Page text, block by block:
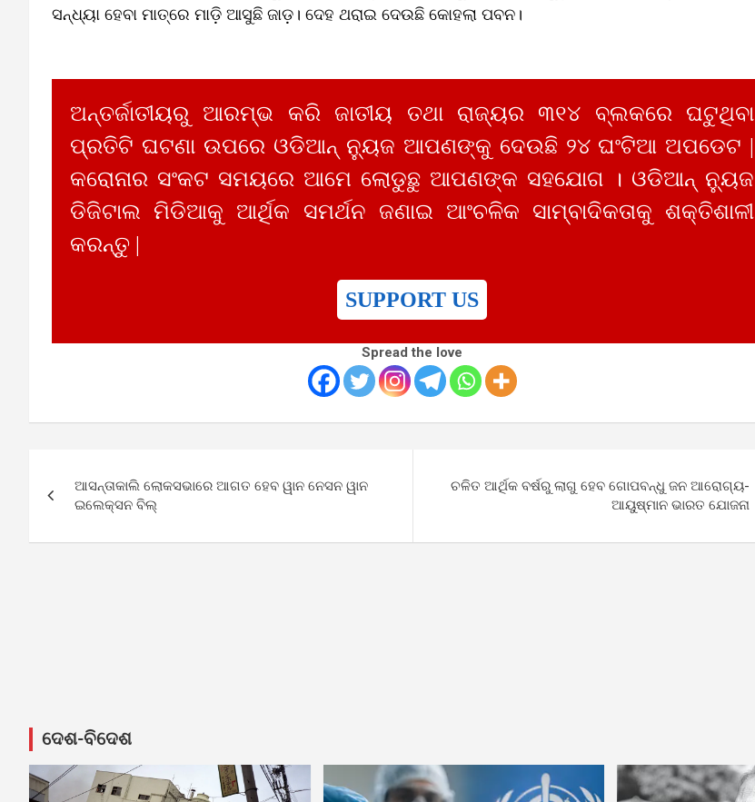
ସନ୍ଧ୍ୟା ହେବା ମାତ୍ରେ ମାଡ଼ି ଆସୁଛି ଜାଡ଼। ଦେହ ଥରାଇ ଦେଉଛି କୋହଲା ପବନ।
ଅନ୍ତର୍ଜାତୀୟରୁ ଆରମ୍ଭ କରି ଜାତୀୟ ତଥା ରାଜ୍ୟର ୩୧୪ ବ୍ଲକରେ ଘଟୁଥିବା
ପ୍ରତିଟି ଘଟଣା ଉପରେ ଓଡିଆନ୍ ନ୍ୟୁଜ ଆପଣଙ୍କୁ ଦେଉଛି ୨୪ ଘଂଟିଆ ଅପଡେଟ |
କରୋନାର ସଂକଟ ସମୟରେ ଆମେ ଲୋଡୁଛୁ ଆପଣଙ୍କ ସହଯୋଗ । ଓଡିଆନ୍ ନ୍ୟୁଜ
ଡିଜିଟାଲ ମିଡିଆକୁ ଆର୍ଥିକ ସମର୍ଥନ ଜଣାଇ ଆଂଚଳିକ ସାମ୍ବାଦିକତାକୁ ଶକ୍ତିଶାଳୀ
କରନ୍ତୁ |
SUPPORT US
Spread the love
navigation
ଆସନ୍ତାକାଲି ଲୋକସଭାରେ ଆଗତ ହେବ ୱାନ ନେସନ ୱାନ
ଇଲେକ୍ସନ ବିଲ୍
ଚଳିତ ଆର୍ଥିକ ବର୍ଷରୁ ଲାଗୁ ହେବ ଗୋପବନ୍ଧୁ ଜନ ଆରୋଗ୍ୟ-
ଆୟୁଷ୍ମାନ ଭାରତ ଯୋଜନା
ଦେଶ-ବିଦେଶ